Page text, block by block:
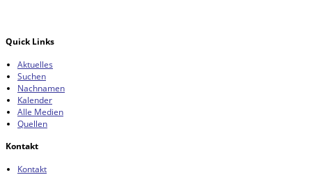
Quick Links
Aktuelles
Suchen
Nachnamen
Kalender
Alle Medien
Quellen
Kontakt
Kontakt